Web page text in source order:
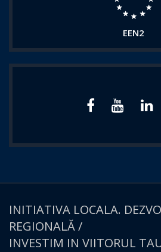
EEN2
INITIATIVA LOCALA.
REGIONALĂ /
INVESTIM IN VIITORUL